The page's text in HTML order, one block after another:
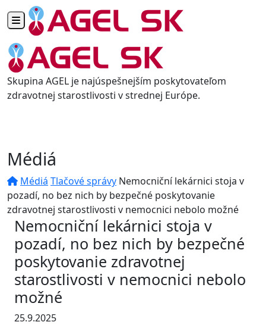
Toggle navigation
Skupina AGEL je najúspešnejším poskytovateľom
zdravotnej starostlivosti v strednej Európe.
Médiá
Médiá Tlačové správy Nemocniční lekárnici stoja v
pozadí, no bez nich by bezpečné poskytovanie
zdravotnej starostlivosti v nemocnici nebolo možné
Nemocniční lekárnici stoja v
pozadí, no bez nich by bezpečné
poskytovanie zdravotnej
starostlivosti v nemocnici nebolo
možné
25.9.2025